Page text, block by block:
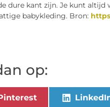
dure kant zijn. Je kunt altijd
babykleding. Bron:
op: